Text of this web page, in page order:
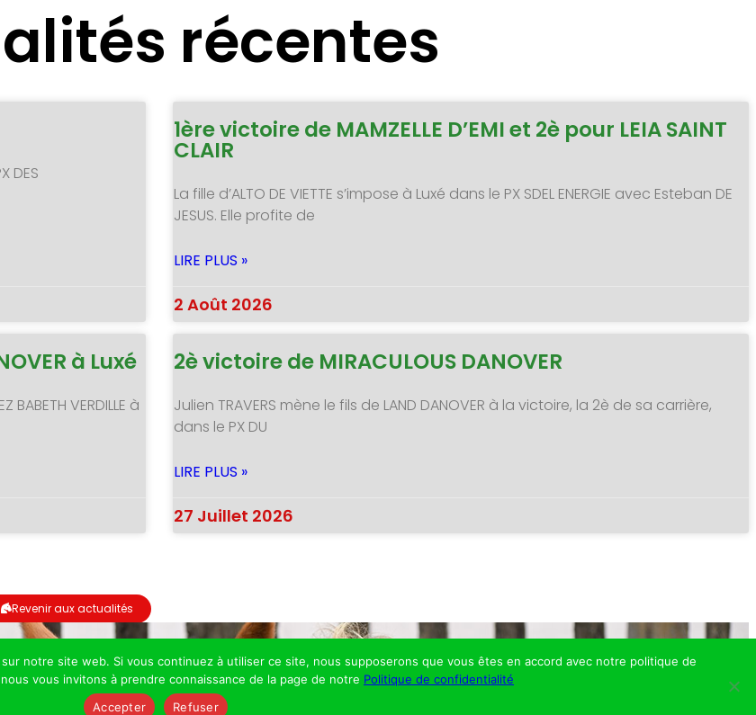
récentes
DES
1ère victoire de MAMZELLE D’EMI et 2è pour LEIA SAINT
CLAIR
La fille d’ALTO DE VIETTE s’impose à Luxé dans le PX SDEL ENERGIE avec Esteban DE
JESUS. Elle profite de
LIRE PLUS »
2 Août 2026
à Luxé
BABETH VERDILLE à
2è victoire de MIRACULOUS DANOVER
Julien TRAVERS mène le fils de LAND DANOVER à la victoire, la 2è de sa carrière,
dans le PX DU
LIRE PLUS »
27 Juillet 2026
Revenir aux actualités
notre site web. Si vous continuez à utiliser ce site, nous supposerons que vous êtes en accord avec notre politique de
vous invitons à prendre connaissance de la page de notre Politique de confidentialité
Accepter
Refuser